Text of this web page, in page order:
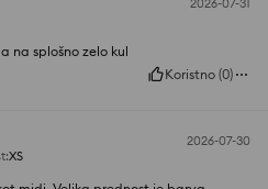
2026-07-31
na splošno zelo kul
Koristno (0)
2026-07-30
:XS